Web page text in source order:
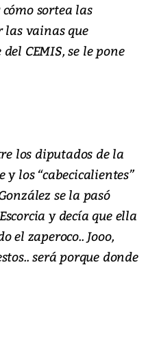
sortea las
las vainas que
CEMIS, se le pone
los diputados de la
los “cabecicalientes”
se la pasó
y decía que ella
el zaperoco.. Jooo,
será porque donde